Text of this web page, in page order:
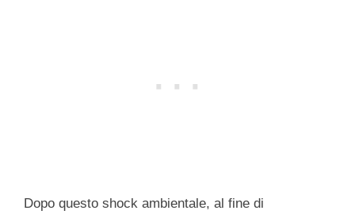
Dopo questo shock ambientale, al fine di